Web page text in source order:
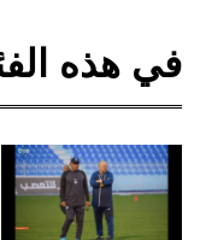
في هذه